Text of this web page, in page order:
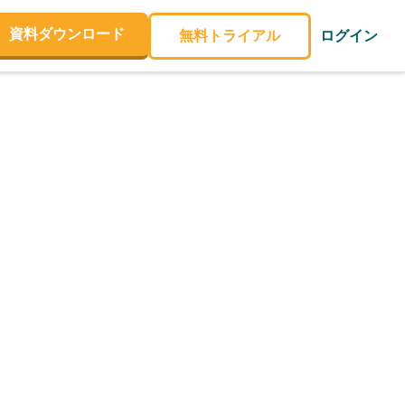
資料ダウンロード 無料トライアル ログイン